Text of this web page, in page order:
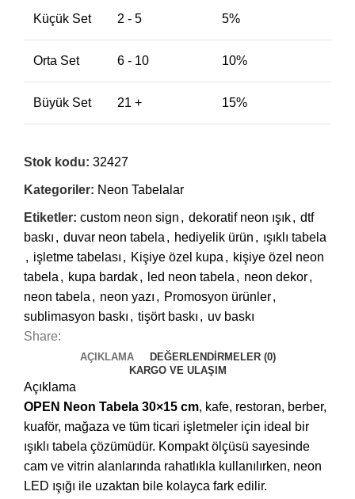
Küçük Set 2 - 5 5%
Orta Set 6 - 10 10%
Büyük Set 21 + 15%
Stok kodu: 32427
Kategoriler: Neon Tabelalar
Etiketler: custom neon sign , dekoratif neon ışık, dtf
baskı , duvar neon tabela , hediyelik ürün , ışıklı tabela
, işletme tabelası , Kişiye özel kupa , kişiye özel neon
tabela , kupa bardak, led neon tabela , neon dekor,
neon tabela , neon yazı , Promosyon ürünler,
sublimasyon baskı , tişört baskı , uv baskı
Share:
AÇIKLAMA
DEĞERLENDIRMELER (0)
KARGO VE ULAŞIM
Açıklama
OPEN Neon Tabela 30×15 cm, kafe, restoran, berber,
kuaför, mağaza ve tüm ticari işletmeler için ideal bir
ışıklı tabela çözümüdür. Kompakt ölçüsü sayesinde
cam ve vitrin alanlarında rahatlıkla kullanılırken, neon
LED ışığı ile uzaktan bile kolayca fark edilir.